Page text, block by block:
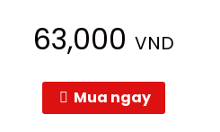
63,000 VND
Mua ngay